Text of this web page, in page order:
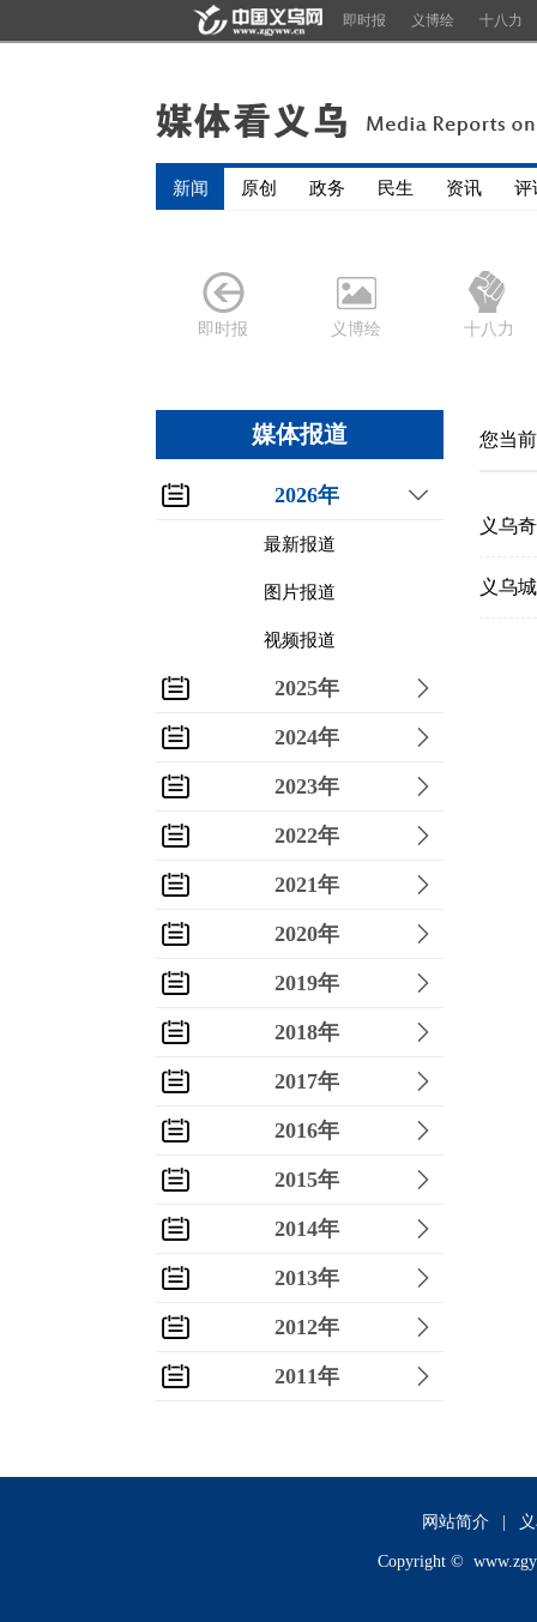
即时报 义博绘 十八力
新闻 原创 政务 民生 资讯 评
即时报 义博绘 十八力
媒体报道
2026年
最新报道
图片报道
视频报道
2025年
2024年
2023年
2022年
2021年
2020年
2019年
2018年
2017年
2016年
2015年
2014年
2013年
2012年
2011年
2009年
您当
义乌
义乌
网站简介
Copyright ©